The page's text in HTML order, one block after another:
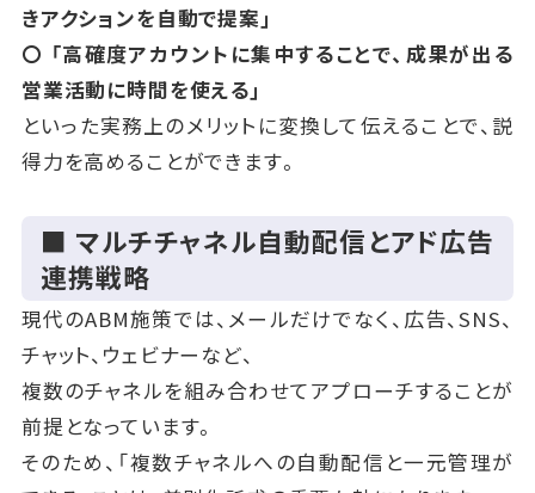
きアクションを自動で提案」
〇 「高確度アカウントに集中することで、成果が出る
営業活動に時間を使える」
といった実務上のメリットに変換して伝えることで、説
得力を高めることができます。
■ マルチチャネル自動配信とアド広告
連携戦略
現代のABM施策では、メールだけでなく、広告、SNS、
チャット、ウェビナーなど、
複数のチャネルを組み合わせてアプローチすることが
前提となっています。
そのため、「複数チャネルへの自動配信と一元管理が